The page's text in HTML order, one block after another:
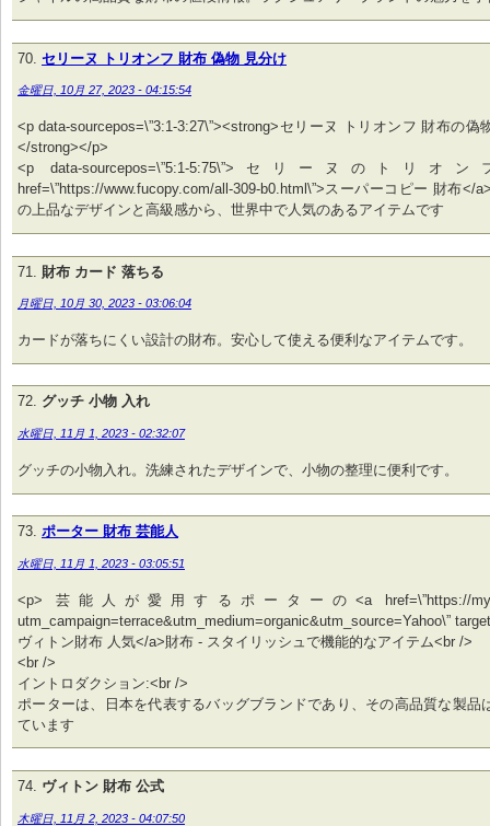
セリーヌ トリオンフ 財布 偽物 見分け
金曜日, 10月 27, 2023 - 04:15:54
<p data-sourcepos=\”3:1-3:27\”><strong>セリーヌ トリオンフ 財布の偽
</strong></p>
<p data-sourcepos=\”5:1-5:75\”>セリーヌのトリオン
href=\”https://www.fucopy.com/all-309-b0.html\”>スーパーコピー 財布</
の上品なデザインと高級感から、世界中で人気のあるアイテムです
財布 カード 落ちる
月曜日, 10月 30, 2023 - 03:06:04
カードが落ちにくい設計の財布。安心して使える便利なアイテムです。
グッチ 小物 入れ
水曜日, 11月 1, 2023 - 02:32:07
グッチの小物入れ。洗練されたデザインで、小物の整理に便利です。
ポーター 財布 芸能人
水曜日, 11月 1, 2023 - 03:05:51
<p> 芸能人が愛用するポーターの<a href=\”https://my-
utm_campaign=terrace&utm_medium=organic&utm_source=Yahoo\”
ヴィトン財布 人気</a>財布 - スタイリッシュで機能的なアイテム<br />
<br />
イントロダクション:<br />
ポーターは、日本を代表するバッグブランドであり、その高品質な製品
ています
ヴィトン 財布 公式
木曜日, 11月 2, 2023 - 04:07:50